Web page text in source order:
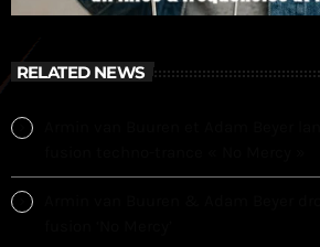
RELATED NEWS